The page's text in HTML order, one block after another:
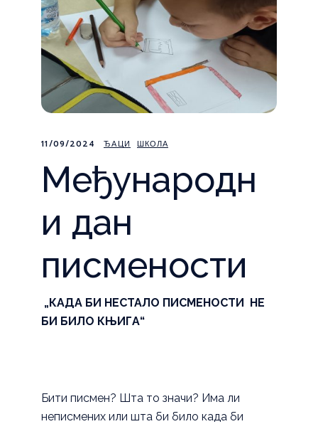
11/09/2024 ЂАЦИ ШКОЛА
Међународн
и дан
писмености
„КАДА БИ НЕСТАЛО ПИСМЕНОСТИ НЕ
БИ БИЛО КЊИГА“
Бити писмен? Шта то значи? Има ли
неписмених или шта би било када би